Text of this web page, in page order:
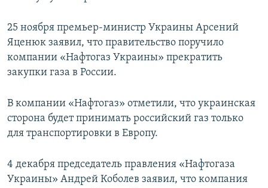
25 ноября премьер-министр Украины Арсений
Яценюк заявил, что правительство поручило
компании «Нафтогаз Украины» прекратить
закупки газа в России.
В компании «Нафтогаз» отметили, что украинская
сторона будет принимать российский газ только
для транспортировки в Европу.
4 декабря председатель правления «Нафтогаза
Украины» Андрей Коболев заявил, что компания